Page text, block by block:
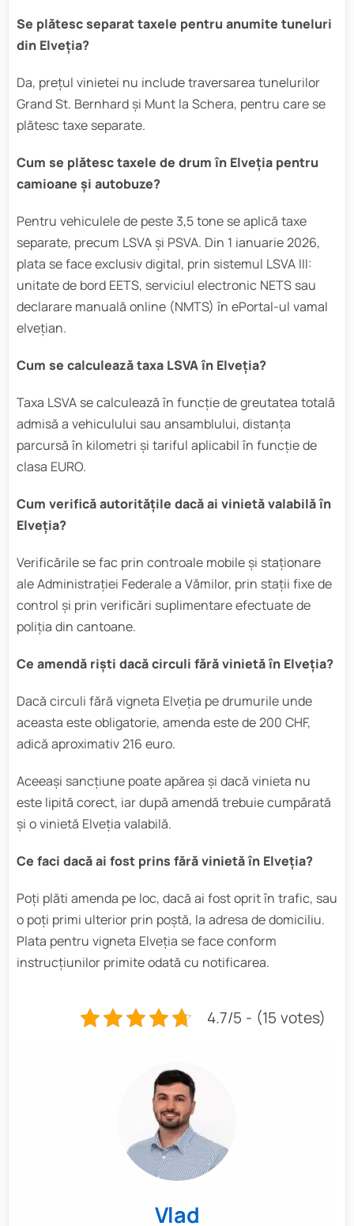
Se plătesc separat taxele pentru anumite tuneluri
din Elveția?
Da, prețul vinietei nu include traversarea tunelurilor
Grand St. Bernhard și Munt la Schera, pentru care se
plătesc taxe separate.
Cum se plătesc taxele de drum în Elveția pentru
camioane și autobuze?
Pentru vehiculele de peste 3,5 tone se aplică taxe
separate, precum LSVA și PSVA. Din 1 ianuarie 2026,
plata se face exclusiv digital, prin sistemul LSVA III:
unitate de bord EETS, serviciul electronic NETS sau
declarare manuală online (NMTS) în ePortal-ul vamal
elvețian.
Cum se calculează taxa LSVA în Elveția?
Taxa LSVA se calculează în funcție de greutatea totală
admisă a vehiculului sau ansamblului, distanța
parcursă în kilometri și tariful aplicabil în funcție de
clasa EURO.
Cum verifică autoritățile dacă ai vinietă valabilă în
Elveția?
Verificările se fac prin controale mobile și staționare
ale Administrației Federale a Vămilor, prin stații fixe de
control și prin verificări suplimentare efectuate de
poliția din cantoane.
Ce amendă riști dacă circuli fără vinietă în Elveția?
Dacă circuli fără vigneta Elveția pe drumurile unde
aceasta este obligatorie, amenda este de 200 CHF,
adică aproximativ 216 euro.
Aceeași sancțiune poate apărea și dacă vinieta nu
este lipită corect, iar după amendă trebuie cumpărată
și o vinietă Elveția valabilă.
Ce faci dacă ai fost prins fără vinietă în Elveția?
Poți plăti amenda pe loc, dacă ai fost oprit în trafic, sau
o poți primi ulterior prin poștă, la adresa de domiciliu.
Plata pentru vigneta Elveția se face conform
instrucțiunilor primite odată cu notificarea.
4.7/5 - (15 votes)
Vlad